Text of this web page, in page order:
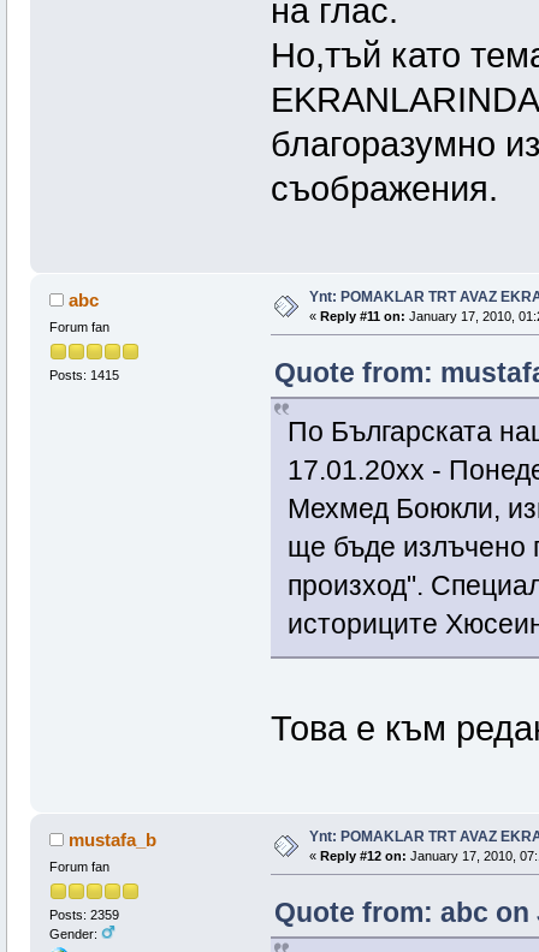
на глас.
Но,тъй като
благоразумно
съображения.
abc
Forum fan
Posts: 1415
Ynt: POMAKLAR TRT AVAZ
« Reply #11 on: January 17, 2010,
Quote from:
По Българската
17.01.20хх -
Мехмед Боюкли,
ще бъде излъчено
произход".
историците
Това е към
mustafa_b
Forum fan
Posts: 2359
Gender:
Ynt: POMAKLAR TRT AVAZ
« Reply #12 on: January 17, 2010,
Quote from: abc on